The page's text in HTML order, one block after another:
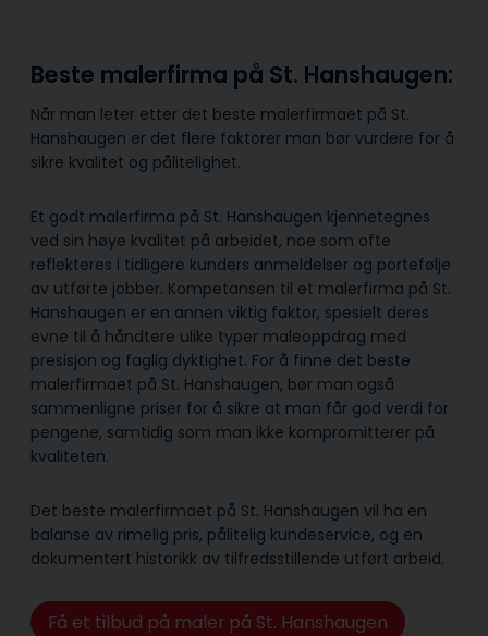
Beste malerfirma på St. Hanshaugen:
Når man leter etter det beste malerfirmaet på St.
Hanshaugen er det flere faktorer man bør vurdere for å
sikre kvalitet og pålitelighet.
Et godt malerfirma på St. Hanshaugen kjennetegnes
ved sin høye kvalitet på arbeidet, noe som ofte
reflekteres i tidligere kunders anmeldelser og portefølje
av utførte jobber. Kompetansen til et malerfirma på St.
Hanshaugen er en annen viktig faktor, spesielt deres
evne til å håndtere ulike typer maleoppdrag med
presisjon og faglig dyktighet. For å finne det beste
malerfirmaet på St. Hanshaugen, bør man også
sammenligne priser for å sikre at man får god verdi for
pengene, samtidig som man ikke kompromitterer på
kvaliteten.
Det beste malerfirmaet på St. Hanshaugen vil ha en
balanse av rimelig pris, pålitelig kunde­service, og en
dokumentert historikk av tilfredsstillende utført arbeid.
Få et tilbud på maler på St. Hanshaugen